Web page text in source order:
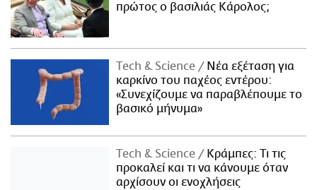
πρώτος ο βασιλιάς Κάρολος;
Τech & Science
Νέα εξέταση για
καρκίνο του παχέος εντέρου:
«Συνεχίζουμε να παραβλέπουμε το
βασικό μήνυμα»
Τech & Science
Κράμπες: Τι τις
προκαλεί και τι να κάνουμε όταν
αρχίσουν οι ενοχλήσεις